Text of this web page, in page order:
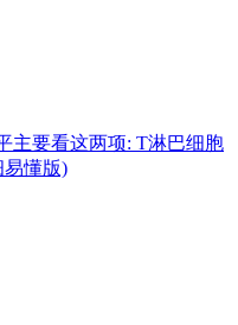
主要看这两项: T淋巴细胞
易懂版)